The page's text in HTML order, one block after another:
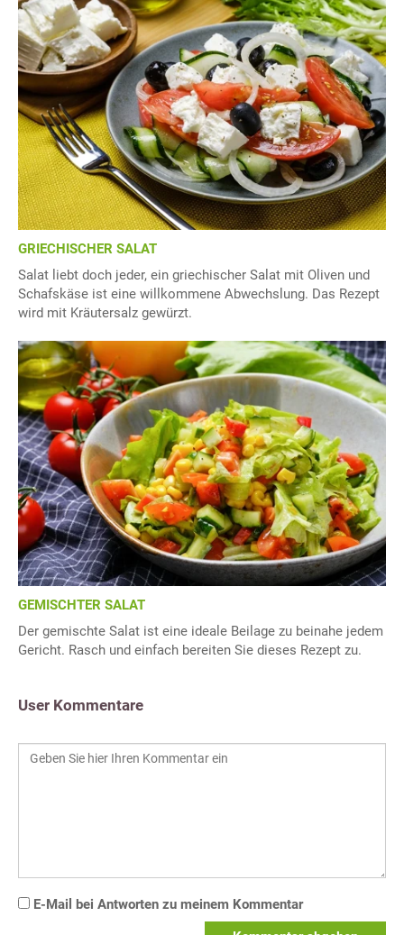
GRIECHISCHER SALAT
Salat liebt doch jeder, ein griechischer Salat mit Oliven und
Schafskäse ist eine willkommene Abwechslung. Das Rezept
wird mit Kräutersalz gewürzt.
GEMISCHTER SALAT
Der gemischte Salat ist eine ideale Beilage zu beinahe jedem
Gericht. Rasch und einfach bereiten Sie dieses Rezept zu.
User Kommentare
E-Mail bei Antworten zu meinem Kommentar